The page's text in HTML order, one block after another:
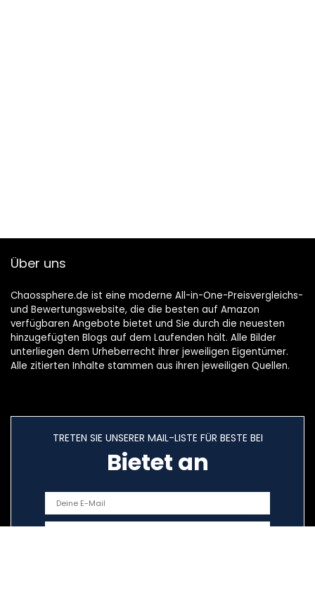
Über uns
Chaossphere.de ist eine moderne All-in-One-Preisvergleichs-
und Bewertungswebsite, die die besten auf Amazon
verfügbaren Angebote bietet und Sie durch die neuesten
hinzugefügten Blogs auf dem Laufenden hält. Alle Bilder
unterliegen dem Urheberrecht ihrer jeweiligen Eigentümer.
Alle zitierten Inhalte stammen aus ihren jeweiligen Quellen.
TRETEN SIE UNSERER MAIL-LISTE FÜR BESTE BEI
Bietet an